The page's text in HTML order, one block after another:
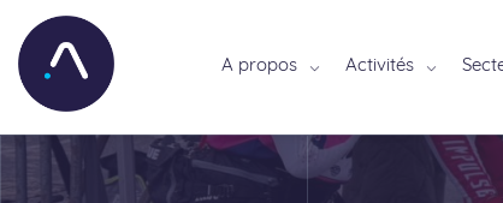
A propos Activités